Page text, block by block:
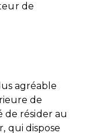
de
agréable
de
de résider au
qui dispose